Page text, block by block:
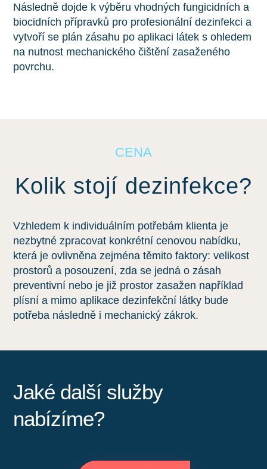
Následně dojde k výběru vhodných fungicidních a
biocidních přípravků pro profesionální dezinfekci a
vytvoří se plán zásahu po aplikaci látek s ohledem
na nutnost mechanického čištění zasaženého
povrchu.
CENA
Kolik stojí dezinfekce?
Vzhledem k individuálním potřebám klienta je
nezbytné zpracovat konkrétní cenovou nabídku,
která je ovlivněna zejména těmito faktory: velikost
prostorů a posouzení, zda se jedná o zásah
preventivní nebo je již prostor zasažen například
plísní a mimo aplikace dezinfekční látky bude
potřeba následně i mechanický zákrok.
Jaké další služby
nabízíme?